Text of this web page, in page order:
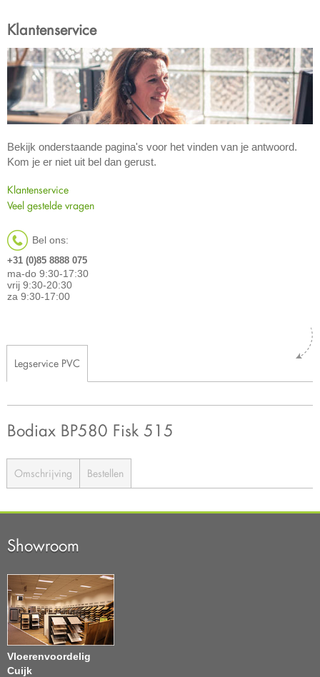
Klantenservice
Bekijk onderstaande pagina's voor het vinden van je antwoord.
Kom je er niet uit bel dan gerust.
Klantenservice
Veel gestelde vragen
Bel ons:
+31 (0)85 8888 075
ma-do 9:30-17:30
vrij 9:30-20:30
za 9:30-17:00
Legservice PVC
Bodiax BP580 Fisk 515
Omschrijving Bestellen
Showroom
Vloerenvoordelig
Cuijk